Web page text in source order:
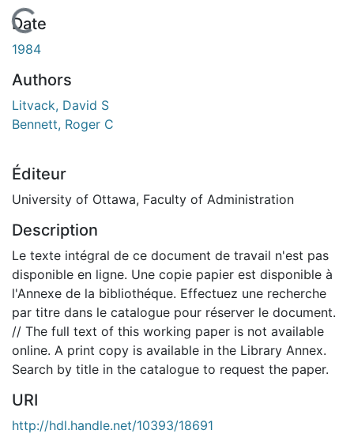
En cours de chargement...
Date
1984
Authors
Litvack, David S
Bennett, Roger C
Éditeur
University of Ottawa, Faculty of Administration
Description
Le texte intégral de ce document de travail n'est pas
disponible en ligne. Une copie papier est disponible à
l'Annexe de la bibliothéque. Effectuez une recherche
par titre dans le catalogue pour réserver le document.
// The full text of this working paper is not available
online. A print copy is available in the Library Annex.
Search by title in the catalogue to request the paper.
URI
http://hdl.handle.net/10393/18691